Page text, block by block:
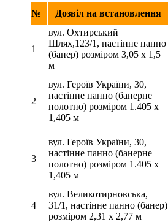
№ Дозвіл на встановлення
1
вул. Охтирський
Шлях,123/1, настінне панно
(банер) розміром 3,05 х 1,5
м
2
вул. Героїв України, 30,
настінне панно (банерне
полотно) розміром 1.405 х
1,405 м
3
вул. Героїв України, 30,
настінне панно (банерне
полотно) розміром 1.405 х
1,405 м
4
вул. Великотирновська,
31/1, настінне панно (банер)
розміром 2,31 х 2,77 м